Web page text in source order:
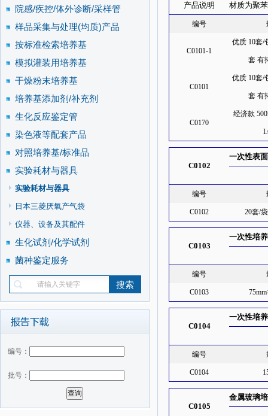
院感/疾控/体外诊断/采样管
样品采集与处理(均质)产品
按标准检索培养基
模拟灌装用培养基
干燥粉末培养基
培养基添加剂/补充剂
生化反应鉴定管
染色液等配套产品
对照培养基/标准品
实验耗材与器具
实验耗材与器具
日本三菱厌氧产气袋
仪器、设备及其配件
生化试剂/化学试剂
菌种鉴定服务
编号：
批号：
产品说明 材质为聚
编号
C0101-1
优质 10套/
套 有
C0101
优质 10套/
套 有
C0170
经济款
C0102
一次性表
编号
C0102 20套/
C0103
一次性培
编号
C0103
C0104
一次性培
编号
C0104
C0105
金属玻璃